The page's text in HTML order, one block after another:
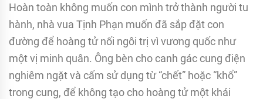
Hoàn toàn không muốn con mình trở thành người tu
hành, nhà vua Tịnh Phạn muốn đã sắp đặt con
đường để hoàng tử nối ngôi trị vì vương quốc như
một vị minh quân. Ông bèn cho canh gác cung điện
nghiêm ngặt và cấm sử dụng từ “chết” hoặc “khổ”
trong cung, để không tạo cho hoàng tử một khái